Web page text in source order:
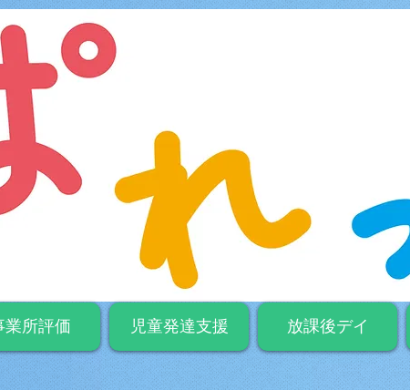
業所評価 児童発達支援 放課後デイ